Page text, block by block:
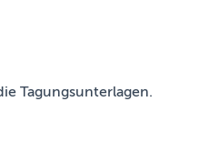
Tagungsunterlagen.